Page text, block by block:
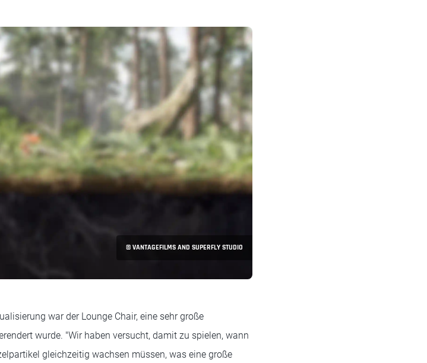
© VANTAGEFILMS AND SUPERFLY STUDIO
war der Lounge Chair, eine sehr große
wurde. "Wir haben versucht, damit zu spielen, wann
gleichzeitig wachsen müssen, was eine große